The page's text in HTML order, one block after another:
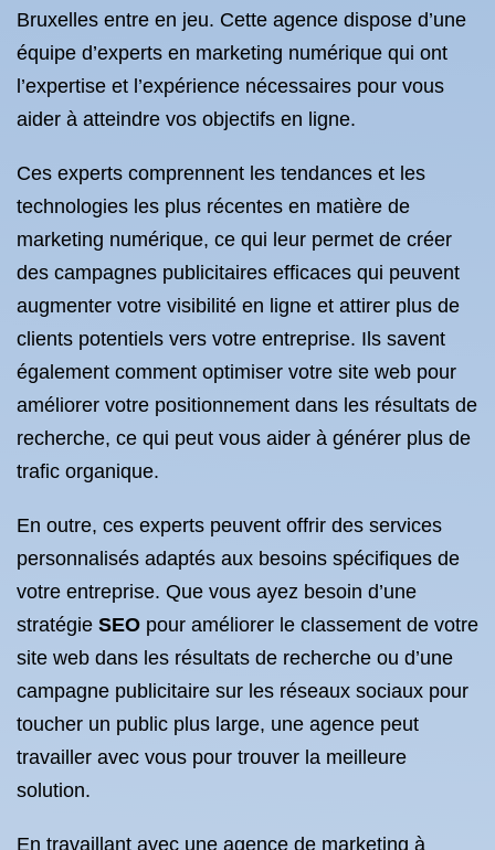
Bruxelles entre en jeu. Cette agence dispose d’une
équipe d’experts en marketing numérique qui ont
l’expertise et l’expérience nécessaires pour vous
aider à atteindre vos objectifs en ligne.
Ces experts comprennent les tendances et les
technologies les plus récentes en matière de
marketing numérique, ce qui leur permet de créer
des campagnes publicitaires efficaces qui peuvent
augmenter votre visibilité en ligne et attirer plus de
clients potentiels vers votre entreprise. Ils savent
également comment optimiser votre site web pour
améliorer votre positionnement dans les résultats de
recherche, ce qui peut vous aider à générer plus de
trafic organique.
En outre, ces experts peuvent offrir des services
personnalisés adaptés aux besoins spécifiques de
votre entreprise. Que vous ayez besoin d’une
stratégie SEO pour améliorer le classement de votre
site web dans les résultats de recherche ou d’une
campagne publicitaire sur les réseaux sociaux pour
toucher un public plus large, une agence peut
travailler avec vous pour trouver la meilleure
solution.
En travaillant avec une agence de marketing à